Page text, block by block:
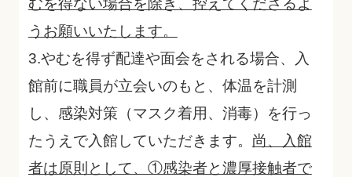
むを得ない場合を除き、控えてくださるよ
うお願いいたします。
3.やむを得ず配達や面会をされる場合、入
館前に職員が立会いのもと、体温を計測
し、感染対策（マスク着用、消毒）を行っ
たうえで入館していただきます。 尚、入館
者は原則として、①感染者と濃厚接触者で